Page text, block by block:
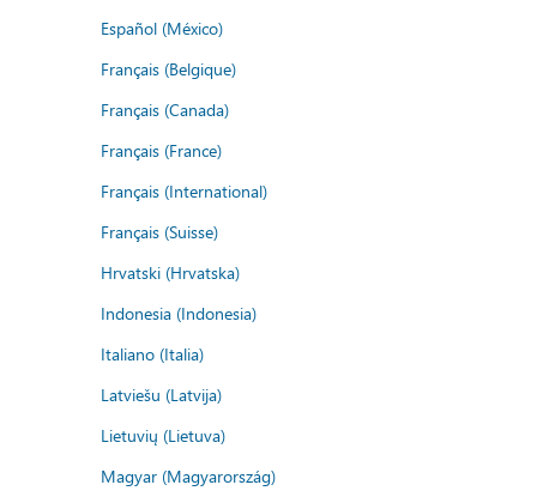
Español (México)
Français (Belgique)
Français (Canada)
Français (France)
Français (International)
Français (Suisse)
Hrvatski (Hrvatska)
Indonesia (Indonesia)
Italiano (Italia)
Latviešu (Latvija)
Lietuvių (Lietuva)
Magyar (Magyarország)